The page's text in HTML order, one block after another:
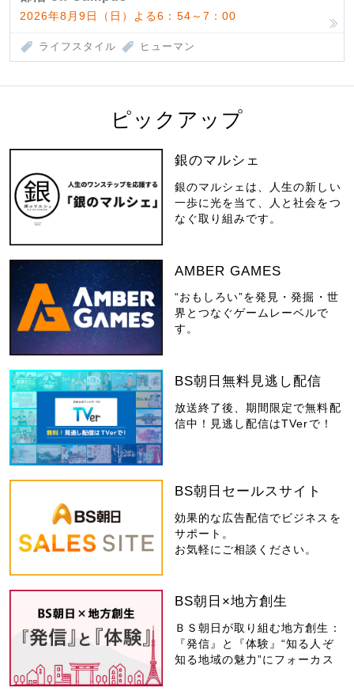
2026年8月9日（日）よる6：54～7：00
ライフスタイル ヒューマン
ピックアップ
銀のマルシェ
銀のマルシェは、人生の新しい
一歩に光を当て、人と社会をつ
なぐ取り組みです。
AMBER GAMES
“おもしろい”を発見・発掘・世
界とつなぐゲームレーベルで
す。
BS朝日無料見逃し配信
放送終了後、期間限定で無料配
信中！見逃し配信はTVerで！
BS朝日セールスサイト
効果的な広告配信でビジネスを
サポート。
お気軽にご相談ください。
BS朝日×地方創生
ＢＳ朝日が取り組む地方創生：
『発信』と『体験』“知る人ぞ
知る地域の魅力”にフォーカス